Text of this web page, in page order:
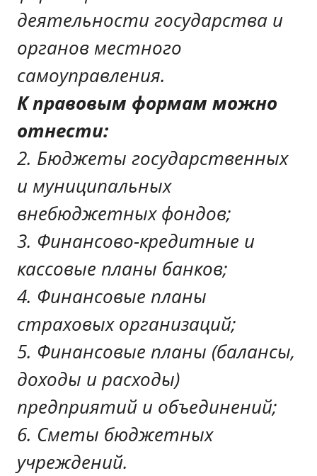
деятельности государства и
органов местного
самоуправления.
Кправовым формам можно
отнести:
2. Бюджеты государственных
и муниципальных
внебюджетных фондов;
3. Финансово-кредитные и
кассовые планы банков;
4. Финансовые планы
страховых организаций;
5. Финансовые планы (балансы,
доходы и расходы)
предприятий и объединений;
6. Сметы бюджетных
учреждений.